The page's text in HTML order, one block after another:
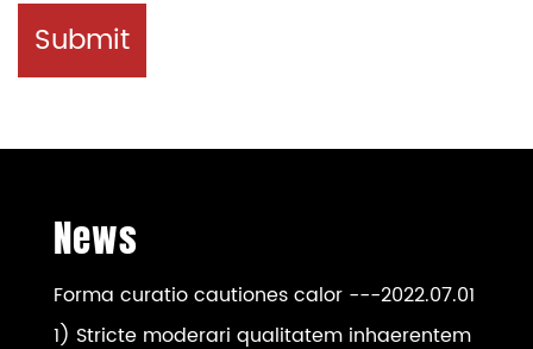
News
Forma curatio cautiones calor ---2022.07.01
1) Stricte moderari qualitatem inhaerentem